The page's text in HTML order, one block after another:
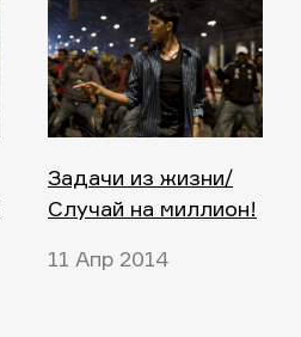
Задачи из жизни/
Случай на миллион!
11 Апр 2014